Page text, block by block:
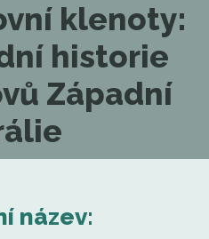
klenoty:
historie
Západní
název: